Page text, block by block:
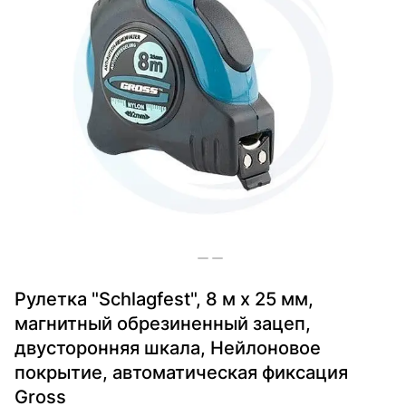
Рулетка "Schlagfest", 8 м x 25 мм,
магнитный обрезиненный зацеп,
двусторонняя шкала, Нейлоновое
покрытие, автоматическая фиксация
Gross